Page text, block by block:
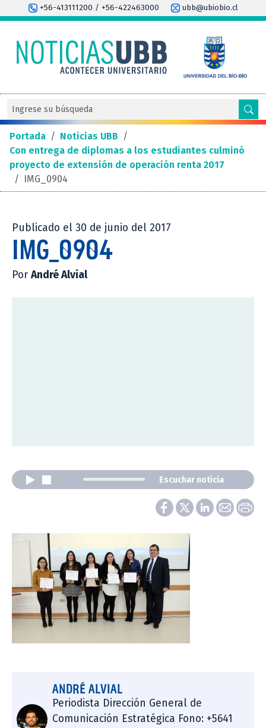
+56-413111200 / +56-422463000 ubb@ubiobio.cl
Portada / Noticias UBB /
Con entrega de diplomas a los estudiantes culminó
proyecto de extensión de operación renta 2017
/ IMG_0904
Publicado el 30 de junio del 2017
IMG_0904
Por André Alvial
Escuchar noticia
ANDRÉ ALVIAL
Periodista Dirección General de
Comunicación Estratégica Fono: +5641